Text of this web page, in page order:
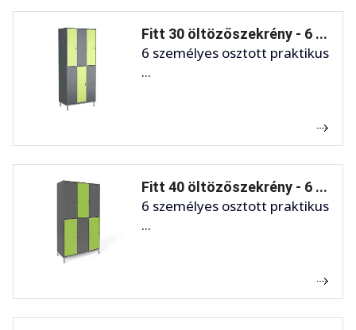
Fitt 30 öltözőszekrény - 6 ...
6 személyes osztott praktikus
...
Fitt 40 öltözőszekrény - 6 ...
6 személyes osztott praktikus
...